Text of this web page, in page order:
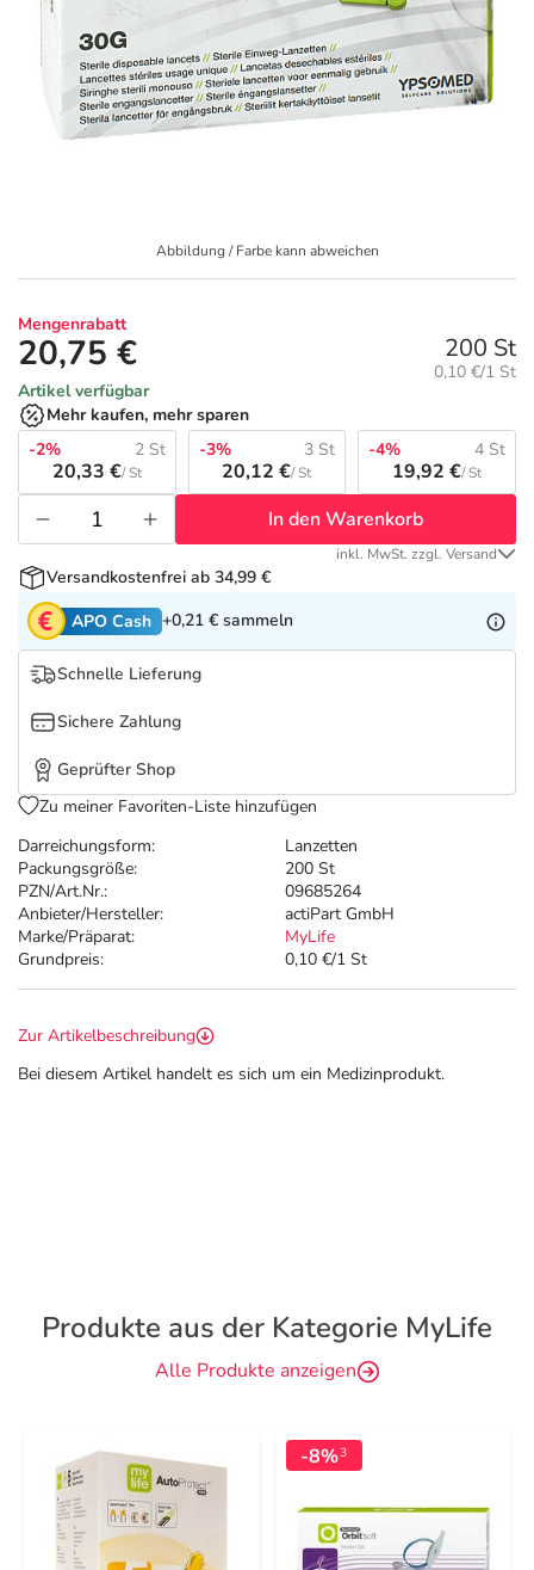
Diabetes
Körperpflege & Kosmetik
Mutter & Kind
Nahrungsergänzung
Natur & Homöopathie
Sanitätshaus
Sport & Fitness
Tierapotheke
Vitamine & Mineralstoffe
Geschenkideen
Aktuelle Coupons 7
Reiseapotheke
Insektenschutz
Sonnenpflege
Sommerpflege für Haar und Kopfhaut
Täglich gut versorgt
Fragen und Antworten
Kontakt
Beliebte Beiträge
E-Rezept einlösen
E-Rezept App
5% Extra Cash
Avene & Ducray Deals
Evolsin Deals
Frontline & Frontpro Deals
Nattermann Deals
R(h)ein Nutrition Deals
Refluthin, Lasea & Carmenthin Deals
Salus Deals
Abbildung / Farbe kann abweichen
Darreichungsform:
Lanzetten
Packungsgröße:
200 St
PZN/Art.Nr.:
09685264
Anbieter/Hersteller:
actiPart GmbH
Marke/Präparat:
MyLife
Grundpreis:
0,10 €/1 St
Mengenrabatt
20,75 € 200 St
Grundpreis:
0,10 €/1 St
Artikel verfügbar
Mehr kaufen, mehr sparen
-2%
2 St
20,33 €/ St
-3% 3 St
20,12 €/ St
-4% 4 St
19,92 €/ St
In den Warenkorb
inkl. MwSt. zzgl. Versand
Versandkostenfrei ab 34,99 €
APO Cash +0,21 € sammeln
Schnelle Lieferung
Sichere Zahlung
Geprüfter Shop
Zu meiner Favoriten-Liste hinzufügen
Zur Artikelbeschreibung
Bei diesem Artikel handelt es sich um ein Medizinprodukt.
Produkte aus der Kategorie MyLife
Alle Produkte anzeigen
-8%3